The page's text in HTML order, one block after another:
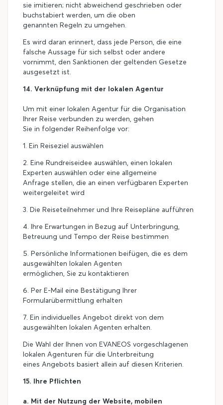
sie imitieren; nicht abweichend geschrieben oder
buchstabiert werden, um die oben
genannten Regeln zu umgehen.
Es wird daran erinnert, dass jede Person, die eine
falsche Aussage für sich selbst oder andere
vornimmt, den Sanktionen der geltenden Gesetze
ausgesetzt ist.
14. Verknüpfung mit der lokalen Agentur
Um mit einer lokalen Agentur für die Organisation
Ihrer Reise verbunden zu werden, gehen
Sie in folgender Reihenfolge vor:
1. Ein Reiseziel auswählen
2. Eine Rundreiseidee auswählen, einen lokalen
Experten auswählen oder eine allgemeine
Anfrage stellen, die an einen verfügbaren Experten
weitergeleitet wird
3. Die Reiseteilnehmer und Ihre Reisepläne aufführen
4. Ihre Erwartungen in Bezug auf Unterbringung,
Betreuung und Tempo der Reise bestimmen
5. Persönliche Informationen beifügen, die es dem
ausgewählten lokalen Agenten
ermöglichen, Sie zu kontaktieren
6. Per E-Mail eine Bestätigung Ihrer
Formularübermittlung erhalten
7. Ein individuelles Angebot direkt von dem
ausgewählten lokalen Agenten erhalten.
Die Wahl der Ihnen von EVANEOS vorgeschlagenen
lokalen Agenturen für die Unterbreitung
eines Angebots basiert allein auf diesen Kriterien.
15. Ihre Pflichten
a. Mit der Nutzung der Website, mobilen